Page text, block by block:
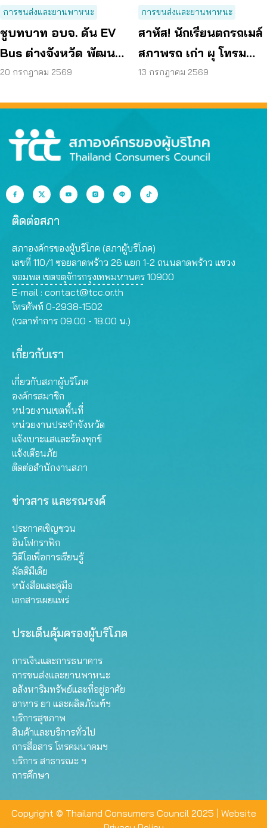
การขนส่งและยานพาหนะ
ชูบทบาท อบจ. ดัน EV
Bus ต่างจังหวัด พัฒนา
ขนส่งสาธารณะไร้รอย
20 กรกฎาคม 2569
การขนส่งและยานพาหนะ
สาหัส! นักเรียนตกรถเมล์
สภาพรถ เก่า ผุ โทรม
ถามหามาตรฐานรถ
13 กรกฎาคม 2569
ติดต่อสภา
สภาองค์กรของผู้บริโภค (สภาผู้บริโภค)
เลขที่ 110/1 ซอยลาดพร้าว 26 แยก 1-2 ถนนลาดพร้าว แขวง
จอมพล เขตจตุจักรกรุงเทพมหานคร 10900
E-mail : contact@tcc.or.th
โทรศัพท์ 0-2938-1502
(เวลาทำการ 09.00 - 18.00 น.)
เกี่ยวกับเรา
เกี่ยวกับสภาผู้บริโภค
องค์กรสมาชิก
หน่วยงานเขตพื้นที่
หน่วยงานประจำจังหวัด
แจ้งเบาะแสและร้องทุกข์
แจ้งเตือนภัย
ติดต่อสำนักงานสภา
ข่าวสาร และรณรงค์
ประกาศเชิญชวน
อินโฟกราฟิก
วิดีโอเพื่อการเรียนรู้
มัลติมีเดีย
หนังสือและคู่มือ
เอกสารเผยแพร่
ประเด็นคุ้มครองผู้บริโภค
การเงินและการธนาคาร
การขนส่งและยานพาหนะ
อสังหาริมทรัพย์และที่อยู่อาศัย
อาหาร ยา และผลิตภัณฑ์ฯ
บริการสุขภาพ
สินค้าและบริการทั่วไป
การสื่อสาร โทรคมนาคมฯ
บริการ สาธารณะ ฯ
การศึกษา
Copyright © Thailand Consumers Council 2025 | Website